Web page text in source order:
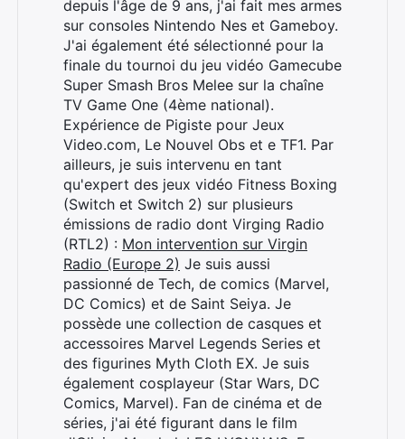
depuis l'âge de 9 ans, j'ai fait mes armes
sur consoles Nintendo Nes et Gameboy.
J'ai également été sélectionné pour la
finale du tournoi du jeu vidéo Gamecube
Super Smash Bros Melee sur la chaîne
TV Game One (4ème national).
Expérience de Pigiste pour Jeux
Video.com, Le Nouvel Obs et e TF1. Par
ailleurs, je suis intervenu en tant
qu'expert des jeux vidéo Fitness Boxing
(Switch et Switch 2) sur plusieurs
émissions de radio dont Virging Radio
(RTL2) : Mon intervention sur Virgin
Radio (Europe 2) Je suis aussi
passionné de Tech, de comics (Marvel,
DC Comics) et de Saint Seiya. Je
possède une collection de casques et
accessoires Marvel Legends Series et
des figurines Myth Cloth EX. Je suis
également cosplayeur (Star Wars, DC
Comics, Marvel). Fan de cinéma et de
séries, j'ai été figurant dans le film